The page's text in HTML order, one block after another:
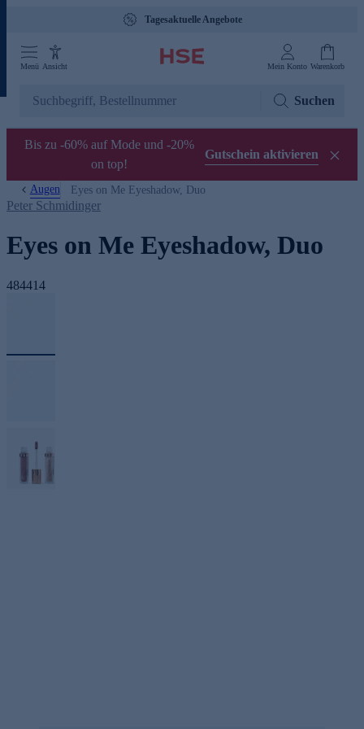
Tagesaktuelle Angebote
Menü Ansicht Mein Konto Warenkorb
Suchen
Bis zu -60% auf Mode und -20%
on top!
Gutschein aktivieren
Augen Eyes on Me Eyeshadow, Duo
Peter Schmidinger
Eyes on Me Eyeshadow, Duo
484414